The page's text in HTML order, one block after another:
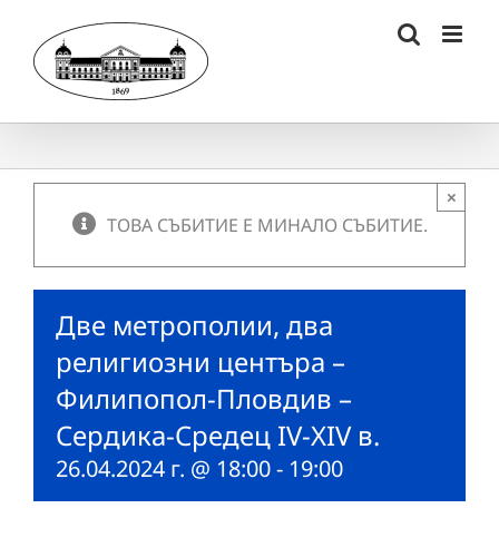
content
ТОВА СЪБИТИЕ Е МИНАЛО СЪБИТИЕ.
×
Две метрополии, два
религиозни центъра –
Филипопол-Пловдив –
Сердика-Средец IV-XIV в.
26.04.2024 г. @ 18:00- 19:00